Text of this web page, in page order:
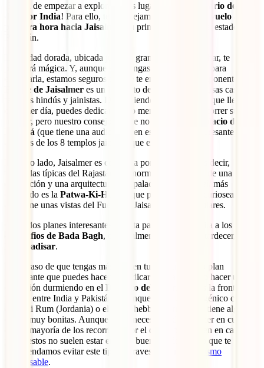
¡Es día de empezar a explorar otros lugares de tu
itinerario de 15
días por India! Para ello, te aconsejamos que cojas un
vuelo a
primera hora hacia Jaisalmer
, tu primera ciudad en el estado de
Rajastán.
La ciudad dorada, ubicada junto al gran Desierto del Thar, te
parecerá mágica. Y, aunque solo tengas un día y medio para
explorarla, estamos seguros de que te enamorará. El imponente
Fuerte de Jaisalmer es un laberinto de palacios, preciosas casas,
templos hindús y jainistas. Dependiendo de la hora a la que llegues
el primer día, puedes dedicar más o menos tiempo a recorrer su
interior, pero nuestro consejo es que no te pierdas el
Palacio del
Marajá (que tiene una audio-guía en español muy interesante) y
algunos de los 8 templos jainistas que existen.
Por otro lado, Jaisalmer es conocida por sus
, es decir,
viviendas típicas del Rajastán que normalmente gozan de una
decoración y una arquitectura casi palaciegas. La
más
conocido es la Patwa-Ki-Haveli
, que puedes pasar a curiosear y
que tiene unas vistas del Fuerte de Jaisalmer espectaculares.
Otros dos planes interesantes en esta parada son la visita a los
cenotafios de Bada Bagh, especialmente bonitos al atardecer, y el
lago Gadisar.
En el caso de que tengas más días en tu itinerario, otro plan
interesante que puedes hacer es dedicar un día entero o hacer una
excursión durmiendo en el Desierto del Thar
. Esta es la frontera
natural entre India y Pakistán y, aunque no es tan fotogénico como
el Wadi Rum (Jordania) o el Erg Chebbi (Marruecos), tiene algunas
dunas muy bonitas. Aunque no es necesario, debes tener en cuenta
que la mayoría de los recorridos por el desierto se hacen en camello
y que estos no suelen estar en muy buen estado, por lo que te
recomendamos evitar este tipo de travesías y hacer
turismo
responsable.